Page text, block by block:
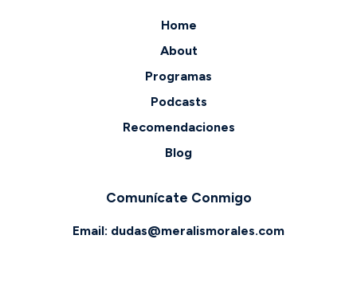
Home
About
Programas
Podcasts
Recomendaciones
Blog
Comunícate Conmigo
Email: dudas@meralismorales.com